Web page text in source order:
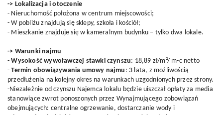
-> Lokalizacja i otoczenie
- Nieruchomość położona w centrum miejscowości;
- W pobliżu znajdują się sklepy, szkoła i kościół;
- Mieszkanie znajduje się w kameralnym budynku – tylko dwa lokale.
-> Warunki najmu
-Wysokość wywoławczej stawki czynszu: 18,89 zł/m²/ m-c netto
-Termin obowiązywania umowy najmu : 3 lata, z możliwością
przedłużenia na kolejny okres na warunkach uzgodnionych przez strony.
-Niezależnie od czynszu Najemca lokalu będzie uiszczał opłaty za media
stanowiące zwrot ponoszonych przez Wynajmującego zobowiązań
obejmujących: centralne ogrzewanie, dostarczanie wody i